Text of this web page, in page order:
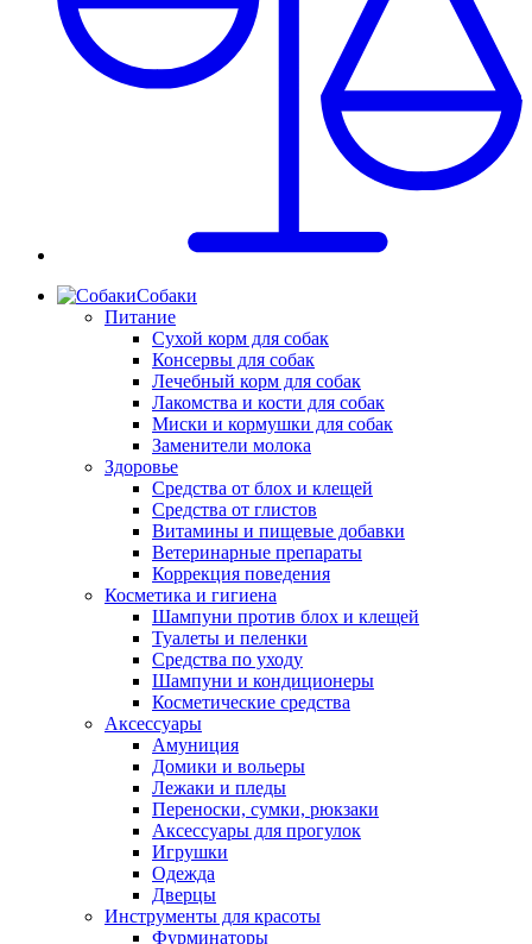
Собаки
Питание
Сухой корм для собак
Консервы для собак
Лечебный корм для собак
Лакомства и кости для собак
Миски и кормушки для собак
Заменители молока
Здоровье
Средства от блох и клещей
Средства от глистов
Витамины и пищевые добавки
Ветеринарные препараты
Коррекция поведения
Косметика и гигиена
Шампуни против блох и клещей
Туалеты и пеленки
Средства по уходу
Шампуни и кондиционеры
Косметические средства
Аксессуары
Амуниция
Домики и вольеры
Лежаки и пледы
Переноски, сумки, рюкзаки
Аксессуары для прогулок
Игрушки
Одежда
Дверцы
Инструменты для красоты
Фурминаторы